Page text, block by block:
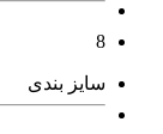
8
سایز بندی